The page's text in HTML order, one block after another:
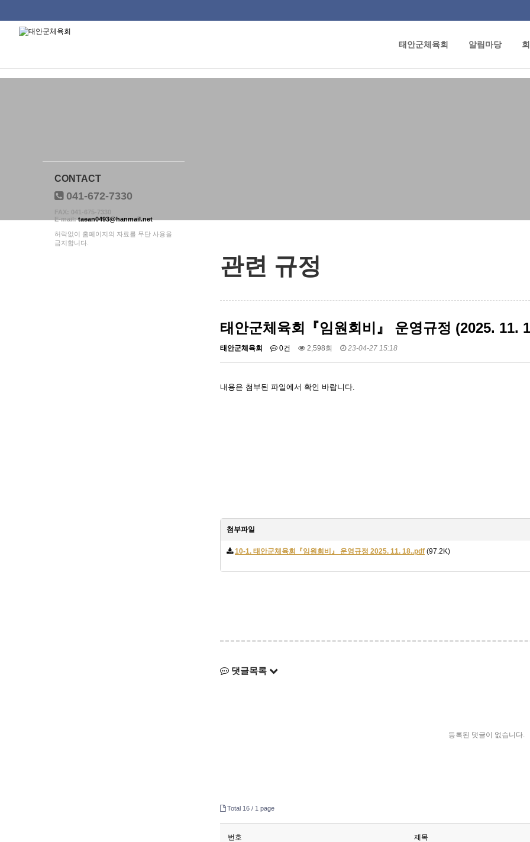
태안군체육회 알림마당
관련 규정
태안군체육회『임원회비』 운영규정 (2025. 11.
태안군체육회 0건 2,598회 23-04-27 15:18
내용은 첨부된 파일에서 확인 바랍니다.
첨부파일
10-1. 태안군체육회『임원회비』 운영규정 2025. 11. 18..pdf (97.2K)
댓글목록
등록된 댓글이 없습니다.
Total 16 / 1 page
번호 제목
CONTACT
041-672-7330
FAX: 041-675-7330
E-mail:taean0493@hanmail.net
허락없이 홈페이지의 자료를 무단 사용을
금지합니다.